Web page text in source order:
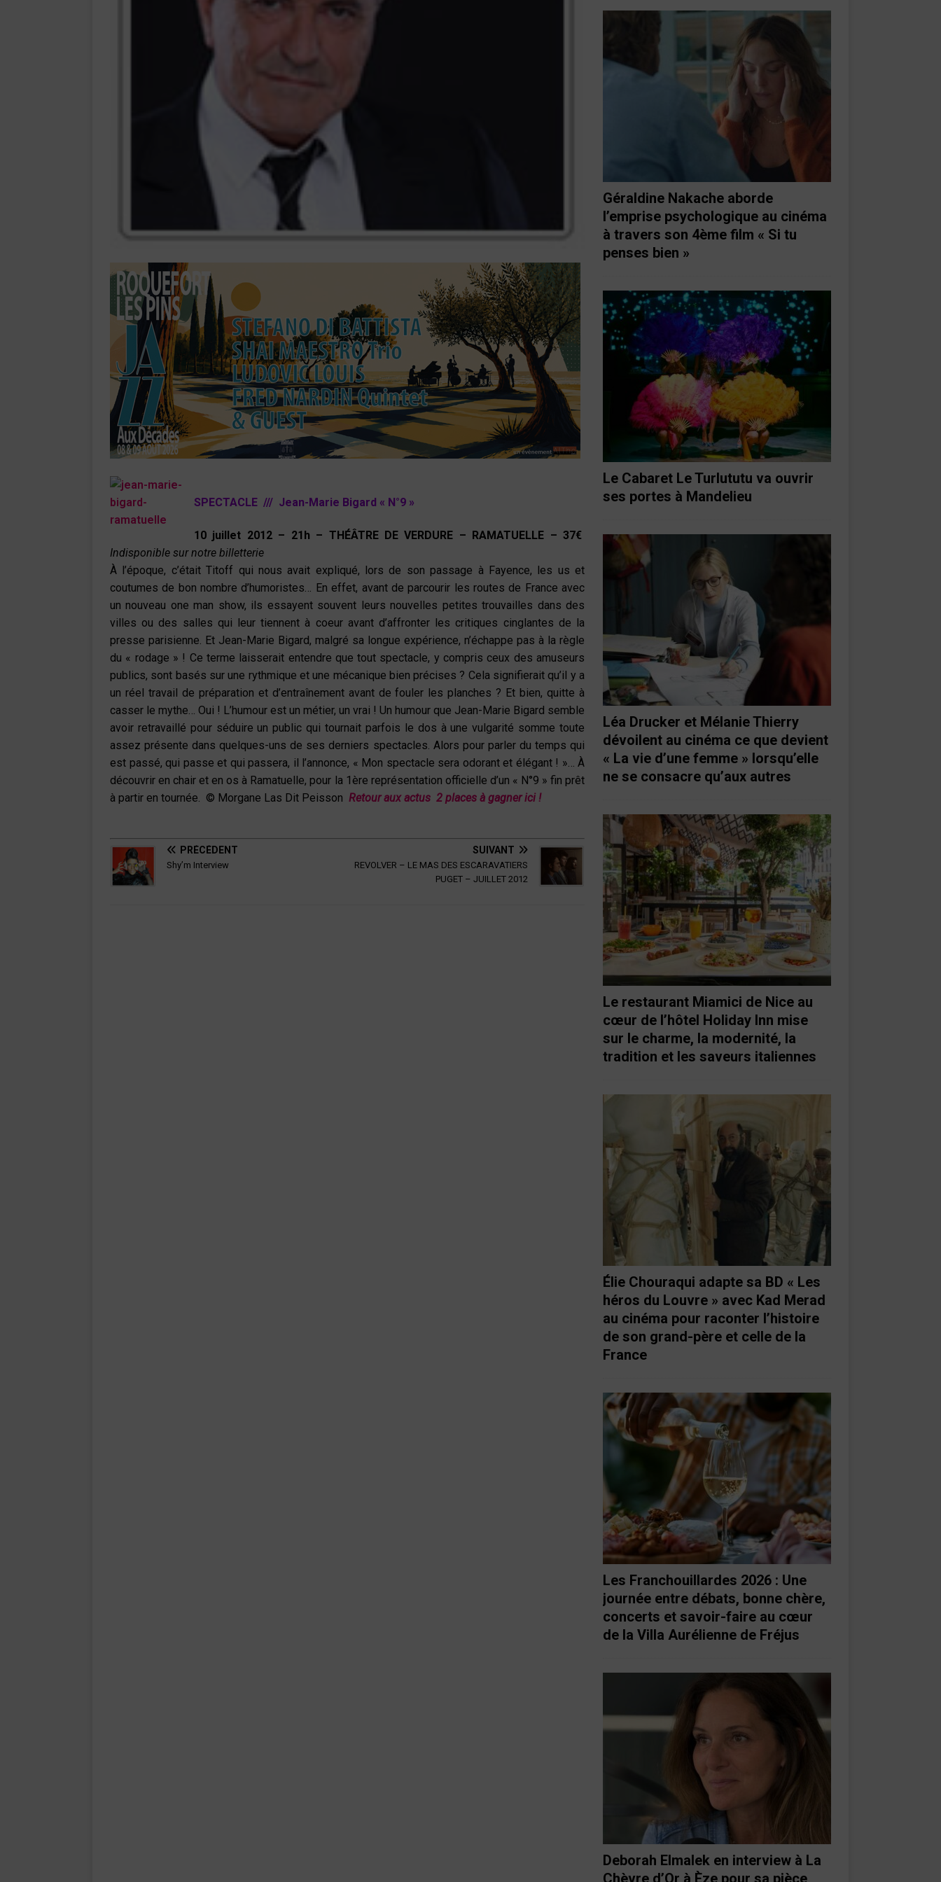
SPECTACLE /// Jean-Marie Bigard « N°9 »
10 juillet 2012– 21h – THÉÂTRE DE VERDURE – RAMATUELLE – 37€
Indisponible sur notre billetterie
À l’époque, c’était Titoff qui nous avait expliqué, lors de son passage à Fayence, les us et
coutumes de bon nombre d’humoristes… En effet, avant de parcourir les routes de France avec
un nouveau one man show, ils essayent souvent leurs nouvelles petites trouvailles dans des
villes ou des salles qui leur tiennent à coeur avant d’affronter les critiques cinglantes de la
presse parisienne. Et Jean-Marie Bigard, malgré sa longue expérience, n’échappe pas à la règle
du « rodage » ! Ce terme laisserait entendre que tout spectacle, y compris ceux des amuseurs
publics, sont basés sur une rythmique et une mécanique bien précises ? Cela signifierait qu’il y a
un réel travail de préparation et d’entraînement avant de fouler les planches ? Et bien, quitte à
casser le mythe… Oui ! L’humour est un métier, un vrai ! Un humour que Jean-Marie Bigard semble
avoir retravaillé pour séduire un public qui tournait parfois le dos à une vulgarité somme toute
assez présente dans quelques-uns de ses derniers spectacles. Alors pour parler du temps qui
est passé, qui passe et qui passera, il l’annonce, « Mon spectacle sera odorant et élégant ! »… À
découvrir en chair et en os à Ramatuelle, pour la 1ère représentation officielle d’un « N°9 » fin prêt
à partir en tournée. © Morgane Las Dit Peisson Retour aux actus 2 places à gagner ici !
PRÉCÉDENT
Shy’m Interview
SUIVANT
REVOLVER – LE MAS DES ESCARAVATIERS
PUGET – JUILLET 2012
Géraldine Nakache aborde
l’emprise psychologique au cinéma
à travers son 4ème film « Si tu
penses bien »
Le Cabaret Le Turlututu va ouvrir
ses portes à Mandelieu
Léa Drucker et Mélanie Thierry
dévoilent au cinéma ce que devient
« La vie d’une femme » lorsqu’elle
ne se consacre qu’aux autres
Le restaurant Miamici de Nice au
cœur de l’hôtel Holiday Inn mise
sur le charme, la modernité, la
tradition et les saveurs italiennes
Élie Chouraqui adapte sa BD « Les
héros du Louvre » avec Kad Merad
au cinéma pour raconter l’histoire
de son grand-père et celle de la
France
Les Franchouillardes 2026 : Une
journée entre débats, bonne chère,
concerts et savoir-faire au cœur
de la Villa Aurélienne de Fréjus
Deborah Elmalek en interview à La